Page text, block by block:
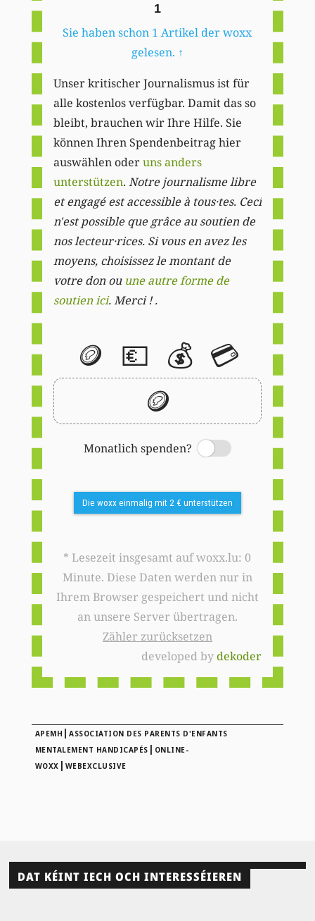
1
Sie haben schon 1 Artikel der woxx
gelesen. ↑
Unser kritischer Journalismus ist für
alle kostenlos verfügbar. Damit das so
bleibt, brauchen wir Ihre Hilfe. Sie
können Ihren Spendenbeitrag hier
auswählen oderuns anders
unterstützen. Notre journalisme libre
et engagé est accessible à tous·tes. Ceci
n'est possible que grâce au soutien de
nos lecteur·rices. Si vous en avez les
moyens, choisissez le montant de
votre don ou une autre forme de
soutien ici. Merci ! .
🪙 💶 💰 💳
🪙
Monatlich spenden?
Switch
Die woxx einmalig mit 2 € unterstützen
* Lesezeit insgesamt auf woxx.lu: 0
Minute. Diese Daten werden nur in
Ihrem Browser gespeichert und nicht
an unsere Server übertragen.
Zähler zurücksetzen
developed bydekoder
APEMH |ASSOCIATION DES PARENTS D'ENFANTS
MENTALEMENT HANDICAPÉS | ONLINE-
WOXX | WEBEXCLUSIVE
DAT KÉINT IECH OCH INTERESSÉIEREN